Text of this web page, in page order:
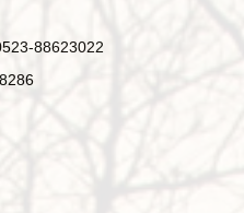
88623022